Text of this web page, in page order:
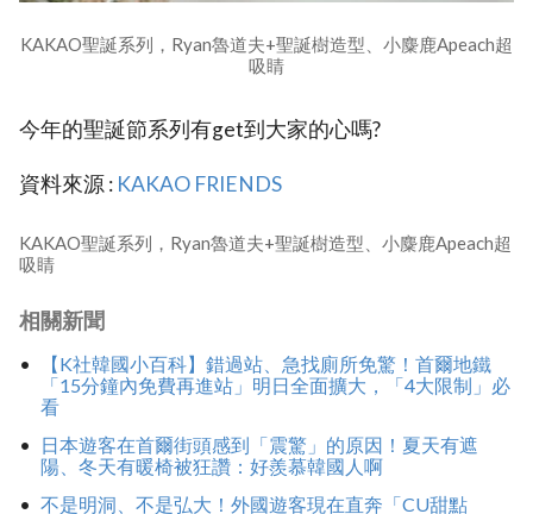
KAKAO聖誕系列，Ryan魯道夫+聖誕樹造型、小麋鹿Apeach超
吸睛
今年的聖誕節系列有get到大家的心嗎?
資料來源 : KAKAO FRIENDS
KAKAO聖誕系列，Ryan魯道夫+聖誕樹造型、小麋鹿Apeach超
吸睛
相關新聞
【K社韓國小百科】錯過站、急找廁所免驚！首爾地鐵
「15分鐘內免費再進站」明日全面擴大，「4大限制」必
看
日本遊客在首爾街頭感到「震驚」的原因！夏天有遮
陽、冬天有暖椅被狂讚：好羨慕韓國人啊
不是明洞、不是弘大！外國遊客現在直奔「CU甜點